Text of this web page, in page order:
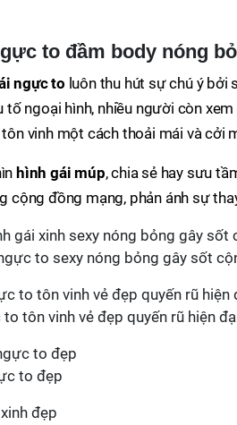
to đầm body nóng
ngực to luôn thu hút sự chú ý
tố ngoại hình, nhiều người còn
vinh một cách thoải mái và cởi
hình gái múp, chia sẻ hay sưu
cộng đồng mạng, phản ánh sự
to sexy nóng bỏng gây sốt
tôn vinh vẻ đẹp quyến rũ hiện
to đẹp